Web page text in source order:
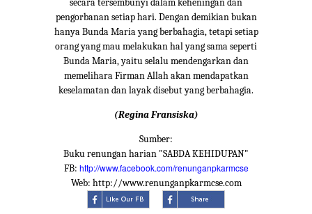
secara tersembunyi dalam keheningan dan
pengorbanan setiap hari. Dengan demikian bukan
hanya Bunda Maria yang berbahagia, tetapi setiap
orang yang mau melakukan hal yang sama seperti
Bunda Maria, yaitu selalu mendengarkan dan
memelihara Firman Allah akan mendapatkan
keselamatan dan layak disebut yang berbahagia.
(Regina Fransiska)
Sumber:
Buku renungan harian "SABDA KEHIDUPAN"
FB: http://www.facebook.com/renunganpkarmcse
Web: http://www.renunganpkarmcse.com